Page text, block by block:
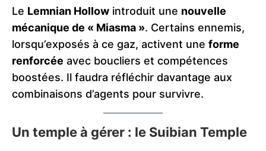
Le Lemnian Hollow introduit une nouvelle
mécanique de « Miasma ». Certains ennemis,
lorsqu’exposés à ce gaz, activent une forme
renforcée avec boucliers et compétences
boostées. Il faudra réfléchir davantage aux
combinaisons d’agents pour survivre.
Un temple à gérer : le Suibian Temple